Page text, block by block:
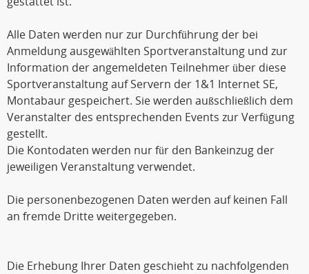
Alle Daten werden nur zur Durchführung der bei
Anmeldung ausgewählten Sportveranstaltung und zur
Information der angemeldeten Teilnehmer über diese
Sportveranstaltung auf Servern der 1&1 Internet SE,
Montabaur gespeichert. Sie werden außschließlich dem
Veranstalter des entsprechenden Events zur Verfügung
gestellt.
Die Kontodaten werden nur für den Bankeinzug der
jeweiligen Veranstaltung verwendet.
Die personenbezogenen Daten werden auf keinen Fall
an fremde Dritte weitergegeben.
Die Erhebung Ihrer Daten geschieht zu nachfolgenden